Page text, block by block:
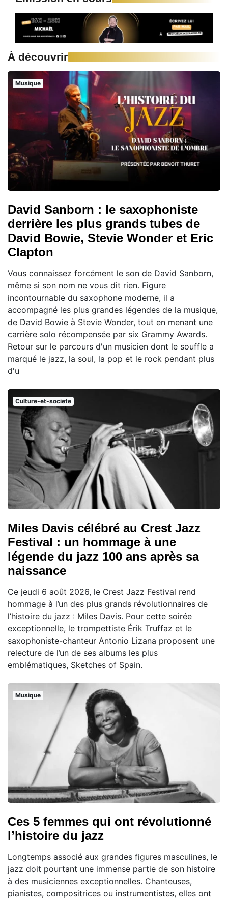
À découvrir
Musique
David Sanborn : le saxophoniste
derrière les plus grands tubes de
David Bowie, Stevie Wonder et Eric
Clapton
Vous connaissez forcément le son de David Sanborn,
même si son nom ne vous dit rien. Figure
incontournable du saxophone moderne, il a
accompagné les plus grandes légendes de la musique,
de David Bowie à Stevie Wonder, tout en menant une
carrière solo récompensée par six Grammy Awards.
Retour sur le parcours d'un musicien dont le souffle a
marqué le jazz, la soul, la pop et le rock pendant plus
d'u
Culture-et-societe
Miles Davis célébré au Crest Jazz
Festival : un hommage à une
légende du jazz 100 ans après sa
naissance
Ce jeudi 6 août 2026, le Crest Jazz Festival rend
hommage à l’un des plus grands révolutionnaires de
l’histoire du jazz : Miles Davis. Pour cette soirée
exceptionnelle, le trompettiste Érik Truffaz et le
saxophoniste-chanteur Antonio Lizana proposent une
relecture de l’un de ses albums les plus
emblématiques, Sketches of Spain.
Musique
Ces 5 femmes qui ont révolutionné
l’histoire du jazz
Longtemps associé aux grandes figures masculines, le
jazz doit pourtant une immense partie de son histoire
à des musiciennes exceptionnelles. Chanteuses,
pianistes, compositrices ou instrumentistes, elles ont